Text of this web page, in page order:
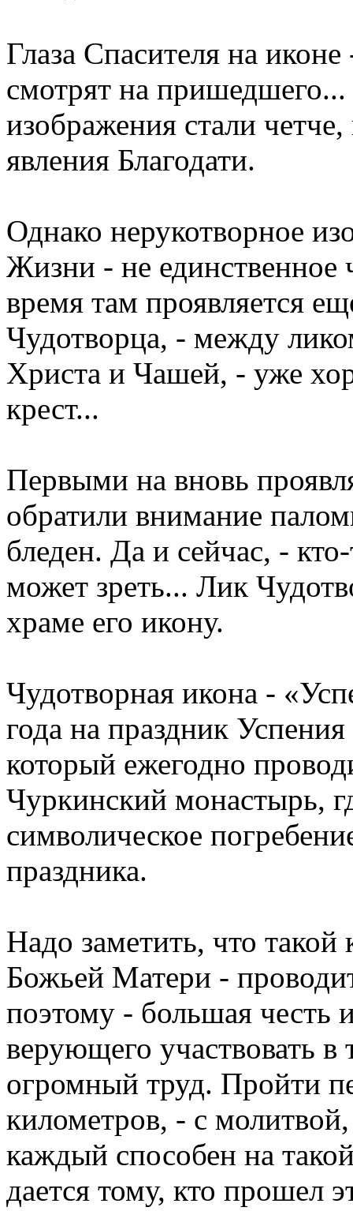
Глаза Спасителя на
смотрят на
изображения стали
явления Благодати.
Однако нерукотворное
Жизни - не единственное
время там проявляется
Чудотворца, - между
Христа и Чашей, - уже
крест...
Первыми на вновь
обратили внимание
бледен. Да и сейчас, -
может зреть... Лик
храме его икону.
Чудотворная икона -
года на праздник
который ежегодно
Чуркинский монастырь,
символическое
праздника.
Надо заметить, что
Божьей Матери -
поэтому - большая честь
верующего участвовать в
огромный труд. Пройти
километров, - с
каждый способен на
дается тому, кто прошел